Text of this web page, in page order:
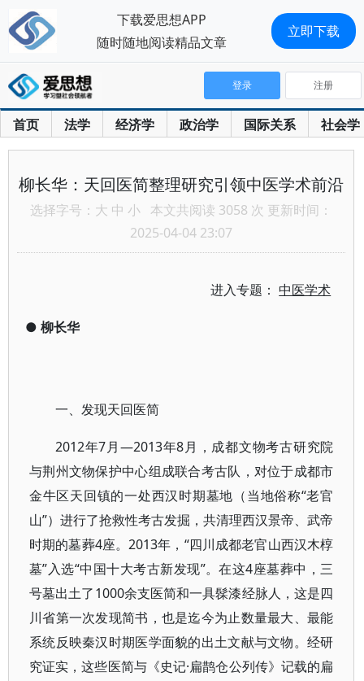
首页 法学 经济学 政治学 国际关系 社会学
登录 注册
柳长华：天回医简整理研究引领中医学术前沿
选择字号： 大 中 小 本文共阅读 3058 次 更新时间：
2025-04-04 23:07
进入专题：中医学术
● 柳长华
一、发现天回医简
2012年7月—2013年8月，成都文物考古研究院
与荆州文物保护中心组成联合考古队，对位于成都市
金牛区天回镇的一处西汉时期墓地（当地俗称“老官
山”）进行了抢救性考古发掘，共清理西汉景帝、武帝
时期的墓葬4座。2013年，“四川成都老官山西汉木椁
墓”入选“中国十大考古新发现”。在这4座墓葬中，三
号墓出土了1000余支医简和一具髹漆经脉人，这是四
川省第一次发现简书，也是迄今为止数量最大、最能
系统反映秦汉时期医学面貌的出土文献与文物。经研
究证实，这些医简与《史记·扁鹊仓公列传》记载的扁
下载爱思想APP
随时随地阅读精品文章
立即下载